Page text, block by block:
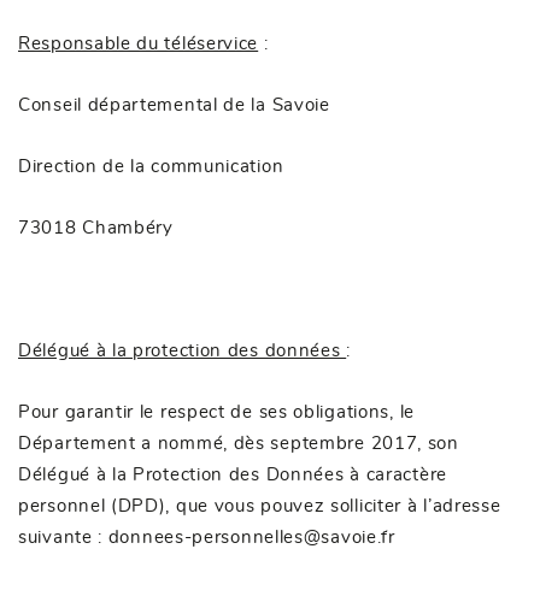
Responsable du téléservice :
Conseil départemental de la Savoie
Direction de la communication
73018 Chambéry
Délégué à la protection des données :
Pour garantir le respect de ses obligations, le
Département a nommé, dès septembre 2017, son
Délégué à la Protection des Données à caractère
personnel (DPD), que vous pouvez solliciter à l’adresse
suivante : donnees-personnelles@savoie.fr